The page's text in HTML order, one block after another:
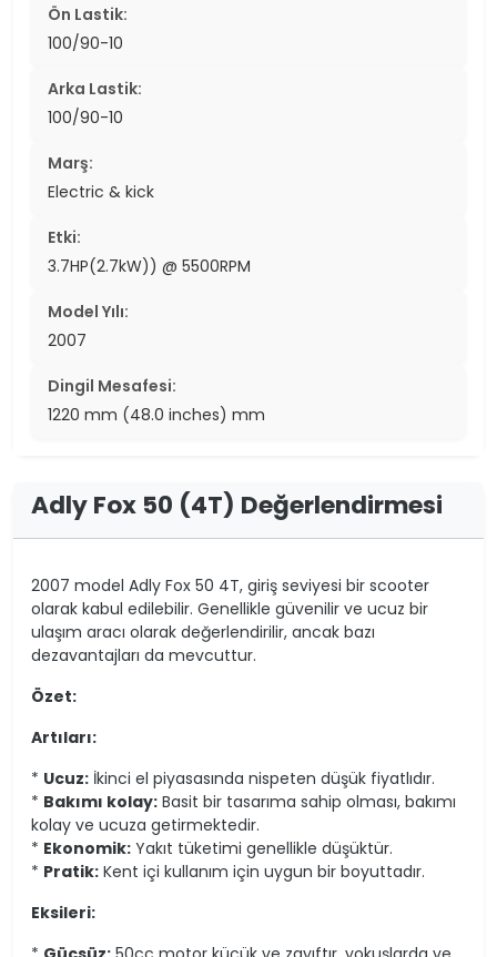
Ön Lastik:
100/90-10
Arka Lastik:
100/90-10
Marş:
Electric & kick
Etki:
3.7HP(2.7kW)) @ 5500RPM
Model Yılı:
2007
Dingil Mesafesi:
1220 mm (48.0 inches) mm
Adly Fox 50 (4T) Değerlendirmesi
2007 model Adly Fox 50 4T, giriş seviyesi bir scooter
olarak kabul edilebilir. Genellikle güvenilir ve ucuz bir
ulaşım aracı olarak değerlendirilir, ancak bazı
dezavantajları da mevcuttur.
Özet:
Artıları:
* Ucuz: İkinci el piyasasında nispeten düşük fiyatlıdır.
* Bakımı kolay: Basit bir tasarıma sahip olması, bakımı
kolay ve ucuza getirmektedir.
* Ekonomik: Yakıt tüketimi genellikle düşüktür.
* Pratik: Kent içi kullanım için uygun bir boyuttadır.
Eksileri: